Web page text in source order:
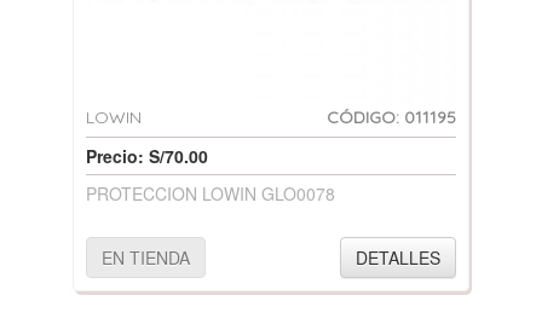
LOWIN CÓDIGO: 011195
Precio: S/70.00
PROTECCION LOWIN GLO0078
EN TIENDA DETALLES